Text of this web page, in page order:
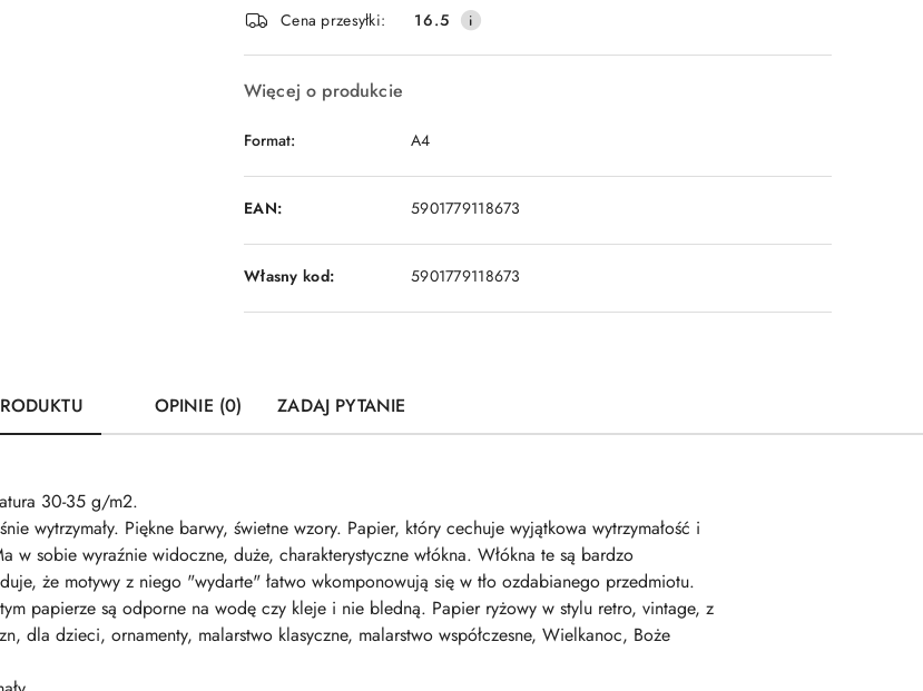
dostawa
Cena przesyłki:
16.5
Więcej o produkcie
Format: A4
EAN: 5901779118673
Własny kod: 5901779118673
OPINIE (0) ZADAJ PYTANIE
30-35 g/m2.
wytrzymały. Piękne barwy, świetne wzory. Papier, który cechuje wyjątkowa wytrzymałość i
w sobie wyraźnie widoczne, duże, charakterystyczne włókna. Włókna te są bardzo
że motywy z niego "wydarte" łatwo wkomponowują się w tło ozdabianego przedmiotu.
papierze są odporne na wodę czy kleje i nie bledną. Papier ryżowy w stylu retro, vintage, z
dla dzieci, ornamenty, malarstwo klasyczne, malarstwo współczesne, Wielkanoc, Boże